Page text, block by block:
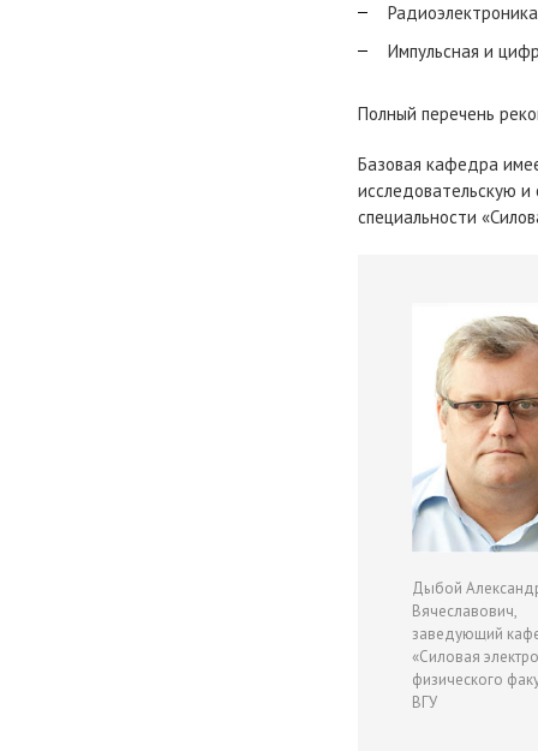
Импульсная и
Полный перечень
Базовая кафедра
исследовательскую и
специальности
Дыбой
Вячеславович,
заведующий
«Силовая
физического
ВГУ